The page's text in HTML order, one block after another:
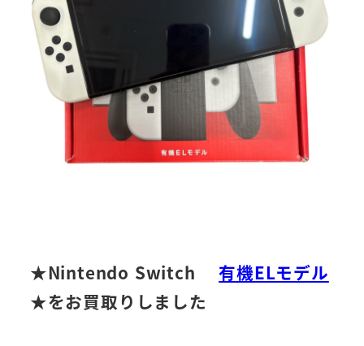
★Nintendo Switch有機ELモデル
★をお買取りしました